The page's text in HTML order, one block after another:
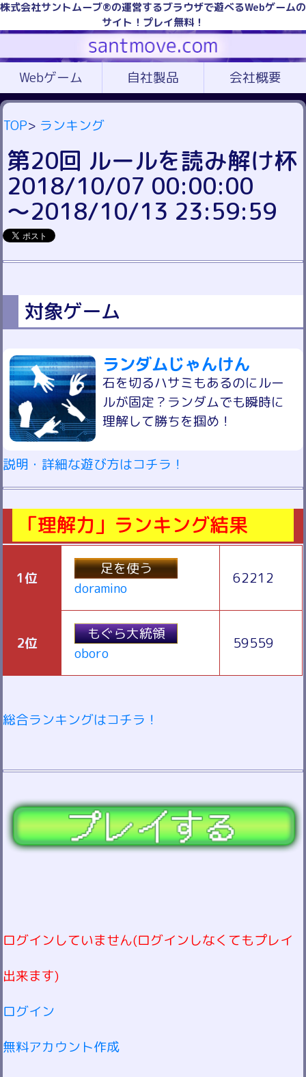
株式会社サントムーブ®の運営するブラウザで遊べるWebゲームの
サイト！プレイ無料！
Webゲーム 自社製品 会社概要
TOP> ランキング
第20回 ルールを読み解け杯
2018/10/07 00:00:00
～2018/10/13 23:59:59
対象ゲーム
ランダムじゃんけん
石を切るハサミもあるのにルー
ルが固定？ランダムでも瞬時に
理解して勝ちを掴め！
説明・詳細な遊び方はコチラ！
「理解力」ランキング結果
1位
足を使う
doramino
62212
2位
もぐら大統領
oboro
59559
総合ランキングはコチラ！
ログインしていません(ログインしなくてもプレイ
出来ます)
ログイン
無料アカウント作成